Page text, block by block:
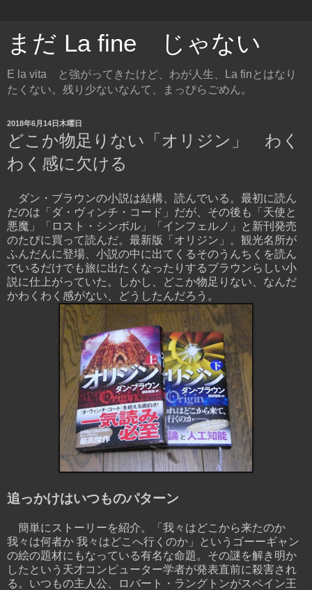
まだ La fine じゃない
E la vita と強がってきたけど、わが人生、La finとはなり
たくない。残り少ないなんて、まっぴらごめん。
2018年6月14日木曜日
どこか物足りない「オリジン」 わく
わく感に欠ける
ダン・ブラウンの小説は結構、読んでいる。最初に読ん
だのは「ダ・ヴィンチ・コード」だが、その後も「天使と
悪魔」「ロスト・シンボル」「インフェルノ」と新刊発売
のたびに買って読んだ。最新版「オリジン」。観光名所が
ふんだんに登場、小説の中に出てくるそのうんちくを読ん
でいるだけでも旅に出たくなったりするブラウンらしい小
説に仕上がっていた。しかし、どこか物足りない、なんだ
かわくわく感がない、どうしたんだろう。
追っかけはいつものパターン
簡単にストーリーを紹介。「我々はどこから来たのか
我々は何者か 我々はどこへ行くのか」というゴーーギャン
の絵の題材にもなっている有名な命題。その謎を解き明か
したという天才コンピューター学者が発表直前に殺害され
る。いつもの主人公、ロバート・ラングトンがスペイン王